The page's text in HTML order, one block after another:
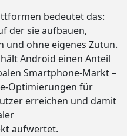
bedeutet das:
der sie aufbauen,
und ohne eigenes Zutun.
Android einen Anteil
Smartphone-Markt –
Optimierungen für
erreichen und damit
aufwertet.